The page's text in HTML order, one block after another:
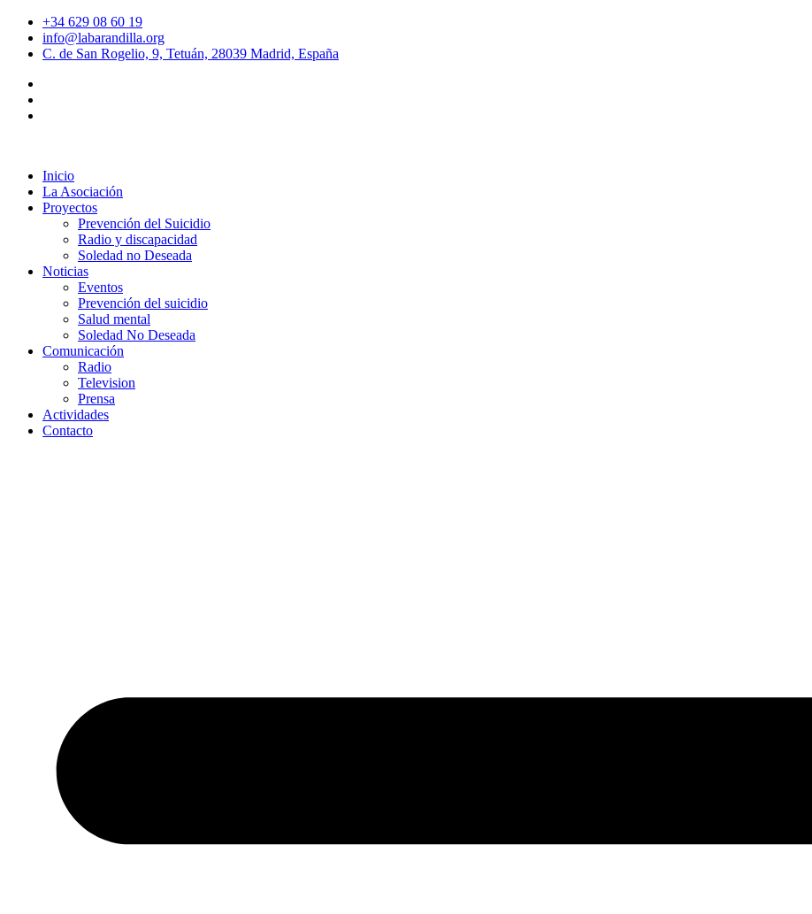
+34 629 08 60 19
info@labarandilla.org
C. de San Rogelio, 9, Tetuán, 28039 Madrid, España
Inicio
La Asociación
Proyectos
Prevención del Suicidio
Radio y discapacidad
Soledad no Deseada
Noticias
Eventos
Prevención del suicidio
Salud mental
Soledad No Deseada
Comunicación
Radio
Television
Prensa
Actividades
Contacto